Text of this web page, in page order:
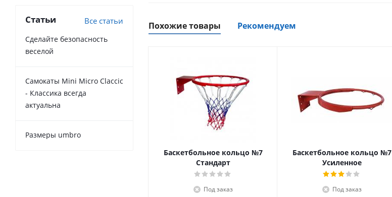
Похожие товары Рекомендуем
Баскетбольное кольцо №7
Стандарт
Под заказ
Баскетбольное кольцо №7
Усиленное
Под заказ
Статьи Все статьи
Сделайте безопасность
веселой
Самокаты Mini Micro Claccic
- Классика всегда
актуальна
Размеры umbro